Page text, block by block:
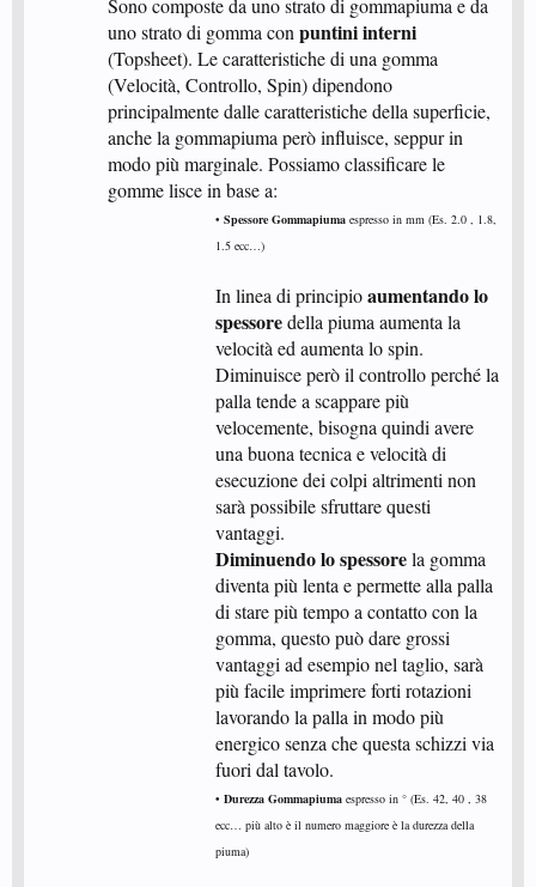
Sono composte da uno strato di gommapiuma e da
uno strato di gomma con puntini interni
(Topsheet). Le caratteristiche di una gomma
(Velocità, Controllo, Spin) dipendono
principalmente dalle caratteristiche della superficie,
anche la gommapiuma però influisce, seppur in
modo più marginale. Possiamo classificare le
gomme lisce in base a:
• Spessore Gommapiuma espresso in mm (Es. 2.0 , 1.8,
1.5 ecc…)
In linea di principioaumentando lo
spessoredella piuma aumenta la
velocità ed aumenta lo spin.
Diminuisce però il controllo perché la
palla tende a scappare più
velocemente, bisogna quindi avere
una buona tecnica e velocità di
esecuzione dei colpi altrimenti non
sarà possibile sfruttare questi
vantaggi.
Diminuendo lo spessorela gomma
diventa più lenta e permette alla palla
di stare più tempo a contatto con la
gomma, questo può dare grossi
vantaggi ad esempio nel taglio, sarà
più facile imprimere forti rotazioni
lavorando la palla in modo più
energico senza che questa schizzi via
fuori dal tavolo.
• Durezza Gommapiuma espresso in ° (Es. 42, 40 , 38
ecc… più alto è il numero maggiore è la durezza della
piuma)